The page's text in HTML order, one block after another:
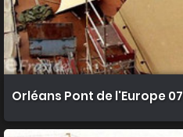
Orléans Pont de l'Europe 07